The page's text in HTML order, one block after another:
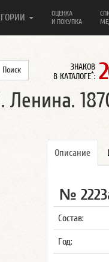
ОЦЕНКА
И ПОКУПКА
ЗНАКОВ
В КАТАЛОГЕ*:
Описание
№
Состав:
Год: